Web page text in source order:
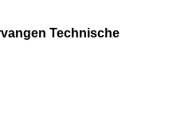
Technische